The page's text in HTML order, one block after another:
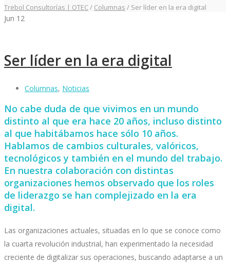
Trebol Consultorías | OTEC/ Columnas / Ser líder en la era digital
Jun 12
Ser líder en la era digital
Columnas, Noticias
No cabe duda de que vivimos en un mundo
distinto al que era hace 20 años, incluso distinto
al que habitábamos hace sólo 10 años.
Hablamos de cambios culturales, valóricos,
tecnológicos y también en el mundo del trabajo.
En nuestra colaboración con distintas
organizaciones hemos observado que los roles
de liderazgo se han complejizado en la era
digital.
Las organizaciones actuales, situadas en lo que se conoce como
la cuarta revolución industrial, han experimentado la necesidad
creciente de digitalizar sus operaciones, buscando adaptarse a un